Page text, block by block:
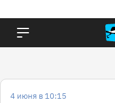
4 июня в 10:15